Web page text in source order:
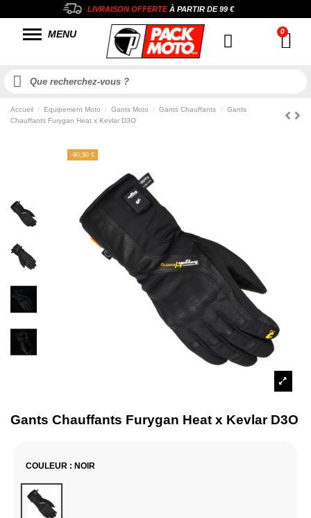
LIVRAISON OFFERTEÀ PARTIR DE99 €
MENU
Accueil Equipement Moto Gants Moto Gants Chauffants
Gants
Chauffants Furygan Heat x Kevlar D3O
-90,90 €
Gants Chauffants Furygan Heat x Kevlar D3O
COULEUR : NOIR